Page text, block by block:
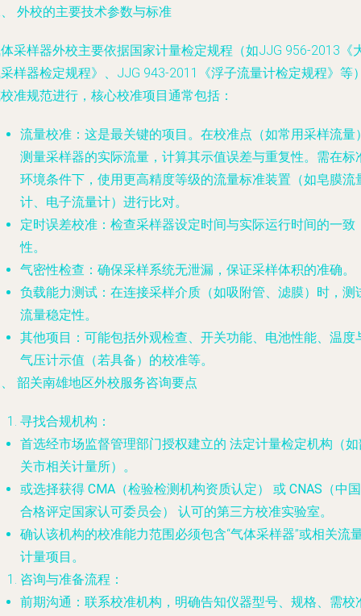
外校的主要技术参数与标准
采样器外校主要依据国家计量检定规程（如JJG 956-2013《
样器检定规程》、JJG 943-2011《浮子流量计检定规程》等
准规范进行，核心校准项目通常包括：
流量校准 ：这是最关键的项目。在校准点（如常用采样流量
测量采样器的实际流量，计算其示值误差与重复性。需在标
环境条件下，使用更高精度等级的流量标准装置（如皂膜流
计、电子流量计）进行比对。
定时误差校准 ：检查采样器设定时间与实际运行时间的一致
性。
气密性检查 ：确保采样系统无泄漏，保证采样体积的准确。
负载能力测试 ：在连接采样介质（如吸附管、滤膜）时，测
流量稳定性。
其他项目 ：可能包括外观检查、开关功能、电池性能、温度
气压计示值（若具备）的校准等。
韶关南雄地区外校服务咨询要点
寻找合规机构 ：
首选经市场监督管理部门授权建立的 法定计量检定机构 （
关市相关计量所）。
或选择获得 CMA（检验检测机构资质认定） 或 CNAS（中国
合格评定国家认可委员会）
认可的第三方校准实验室。
确认该机构的校准能力范围必须包含“气体采样器”或相关流
计量项目。
咨询与准备流程 ：
前期沟通 ：联系校准机构，明确告知仪器型号、规格、需校